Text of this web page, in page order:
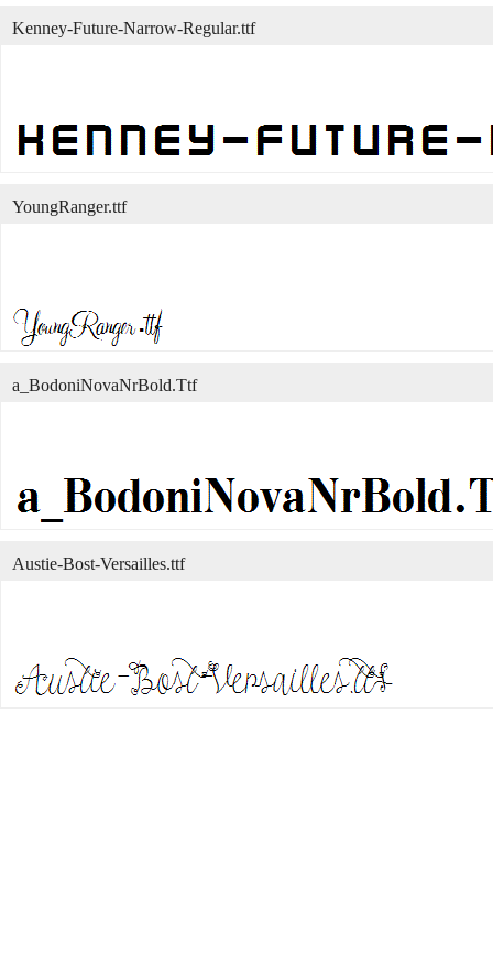
Kenney-Future-Narrow-Regular.ttf
YoungRanger.ttf
a_BodoniNovaNrBold.Ttf
Austie-Bost-Versailles.ttf